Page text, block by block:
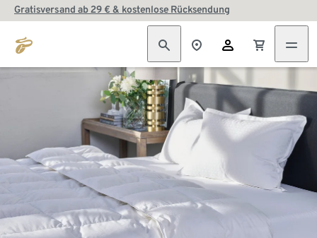
Gratisversand ab 29 € & kostenlose Rücksendung